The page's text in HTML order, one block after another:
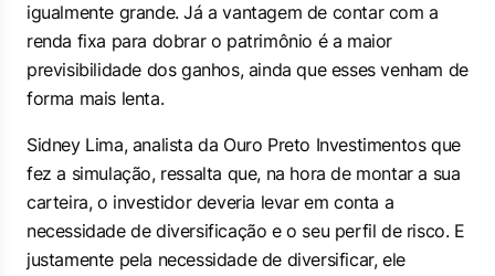
igualmente grande. Já a vantagem de contar com a
renda fixa para dobrar o patrimônio é a maior
previsibilidade dos ganhos, ainda que esses venham de
forma mais lenta.
Sidney Lima, analista da Ouro Preto Investimentos que
fez a simulação, ressalta que, na hora de montar a sua
carteira, o investidor deveria levar em conta a
necessidade de diversificação e o seu perfil de risco. E
justamente pela necessidade de diversificar, ele